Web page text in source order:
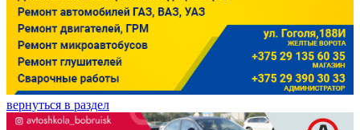
вернуться в раздел